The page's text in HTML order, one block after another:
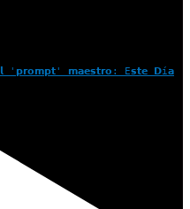
'𝗽𝗿𝗼𝗺𝗽𝘁' 𝗺𝗮𝗲𝘀𝘁𝗿𝗼: E𝘀𝘁𝗲 𝗗í𝗮